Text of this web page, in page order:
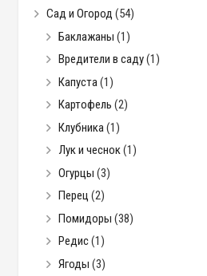
Сад и Огород (54)
Баклажаны (1)
Вредители в саду(1)
Капуста(1)
Картофель (2)
Клубника(1)
Лук и чеснок(1)
Огурцы (3)
Перец (2)
Помидоры (38)
Редис(1)
Ягоды (3)